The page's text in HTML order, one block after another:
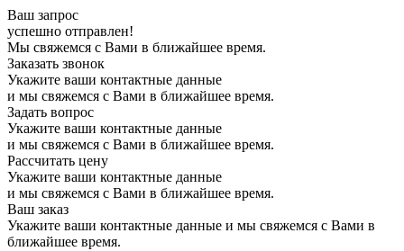
Ваш запрос
успешно отправлен!
Мы свяжемся с Вами в ближайшее время.
Заказать звонок
Укажите ваши контактные данные
и мы свяжемся с Вами в ближайшее время.
Задать вопрос
Укажите ваши контактные данные
и мы свяжемся с Вами в ближайшее время.
Рассчитать цену
Укажите ваши контактные данные
и мы свяжемся с Вами в ближайшее время.
Ваш заказ
Укажите ваши контактные данные и мы свяжемся с Вами в
ближайшее время.